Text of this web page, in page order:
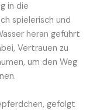
in die
spielerisch und
heran geführt
Vertrauen zu
um den Weg
gefolgt